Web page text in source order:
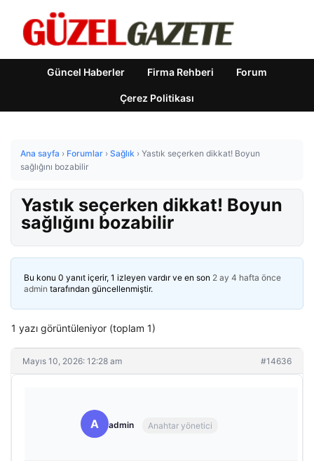
Güncel Haberler Firma Rehberi Forum
Çerez Politikası
Ana sayfa › Forumlar › Sağlık › Yastık seçerken dikkat! Boyun
sağlığını bozabilir
Yastık seçerken dikkat! Boyun
sağlığını bozabilir
Bu konu 0 yanıt içerir, 1 izleyen vardır ve en son 2 ay 4 hafta önce
admin tarafından güncellenmiştir.
1 yazı görüntüleniyor (toplam 1)
Mayıs 10, 2026: 12:28 am #14636
A admin Anahtar yönetici